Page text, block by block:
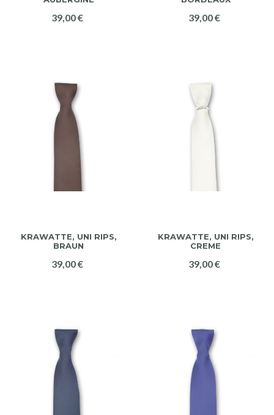
39,00 € 39,00 €
KRAWATTE, UNI RIPS,
BRAUN
39,00 €
KRAWATTE, UNI RIPS,
CREME
39,00 €